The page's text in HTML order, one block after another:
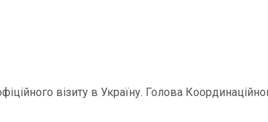
візиту в Україну. Голова